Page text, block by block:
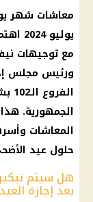
مع توجيهات
ورئيس مجلس
الجمهورية. هذا
المعاشات
حلول عيد
بعد إجازة